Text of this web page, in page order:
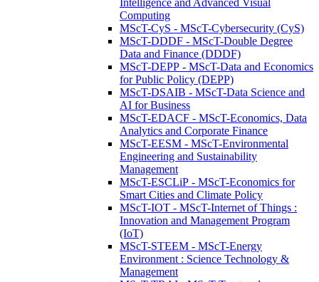
Intelligence and Advanced Visual
Computing
MScT-CyS - MScT-Cybersecurity (CyS)
MScT-DDDF - MScT-Double Degree
Data and Finance (DDDF)
MScT-DEPP - MScT-Data and Economics
for Public Policy (DEPP)
MScT-DSAIB - MScT-Data Science and
AI for Business
MScT-EDACF - MScT-Economics, Data
Analytics and Corporate Finance
MScT-EESM - MScT-Environmental
Engineering and Sustainability
Management
MScT-ESCLiP - MScT-Economics for
Smart Cities and Climate Policy
MScT-IOT - MScT-Internet of Things :
Innovation and Management Program
(IoT)
MScT-STEEM - MScT-Energy
Environment : Science Technology &
Management